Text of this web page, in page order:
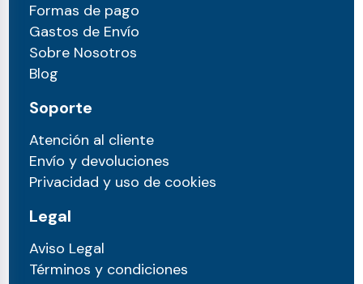
Formas de pago
Gastos de Envío
Sobre Nosotros
Blog
Soporte
Atención al cliente
Envío y devoluciones
Privacidad y uso de cookies
Legal
Aviso Legal
Términos y condiciones